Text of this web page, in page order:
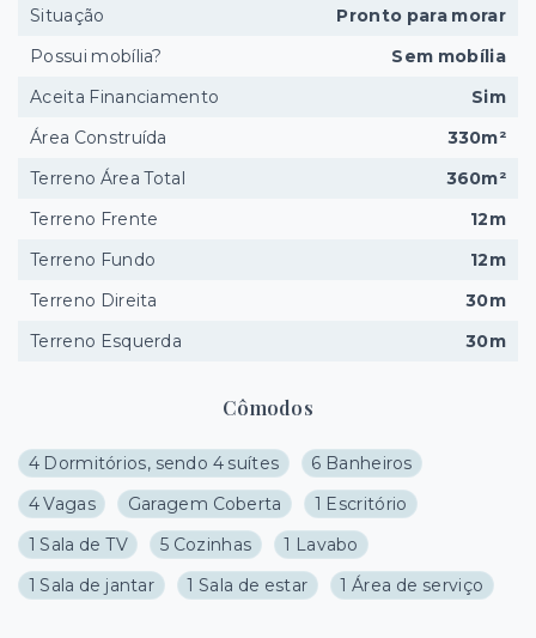
Cômodos
4 Dormitórios, sendo 4 suítes
6 Banheiros
4 Vagas
Garagem Coberta
1 Escritório
1 Sala de TV
5 Cozinhas
1 Lavabo
1 Sala de jantar
1 Sala de estar 1 Área de serviço
Situação
Pronto para morar
Possui mobília?
Sem mobília
Aceita Financiamento
Sim
Área Construída
330m²
Terreno Área Total
360m²
Terreno Frente
12m
Terreno Fundo
12m
Terreno Direita
30m
Terreno Esquerda
30m